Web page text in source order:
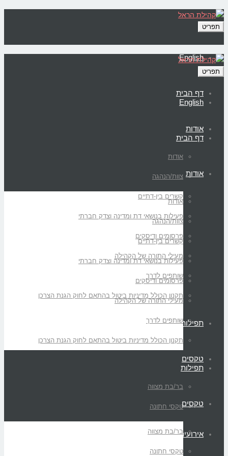
תפריט
English
דף הבית
אודות
אודות
צוות/הנהגה
קשרים בין-דתיים
פעילות בנושאי דת ומדינה וצדק חברתי
פרסומים ודיסקים
מעילי התורה של הקהילה
שותפים לדרך
תקנון הכולל מדיניות ביטול בהתאם לחוק הגנת הצרכן
תפילות
טקסים
בר/בת מצווה
טקסי חתונה
אירועים
תפריט
English
דף הבית
אודות
אודות
צוות/הנהגה
קשרים בין-דתיים
פעילות בנושאי דת ומדינה וצדק חברתי
פרסומים ודיסקים
מעילי התורה של הקהילה
שותפים לדרך
תקנון הכולל מדיניות ביטול בהתאם לחוק הגנת הצרכן
תפילות
טקסים
בר/בת מצווה
טקסי חתונה